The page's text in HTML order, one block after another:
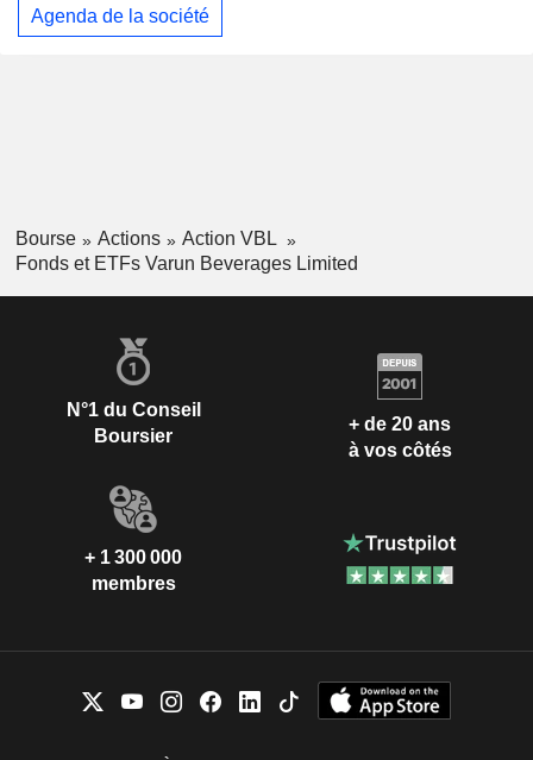
Agenda de la société
Bourse Actions
Action VBL
Fonds et ETFs Varun Beverages Limited
N°1 du Conseil
Boursier
+ de 20 ans
à vos côtés
+ 1 300 000
membres